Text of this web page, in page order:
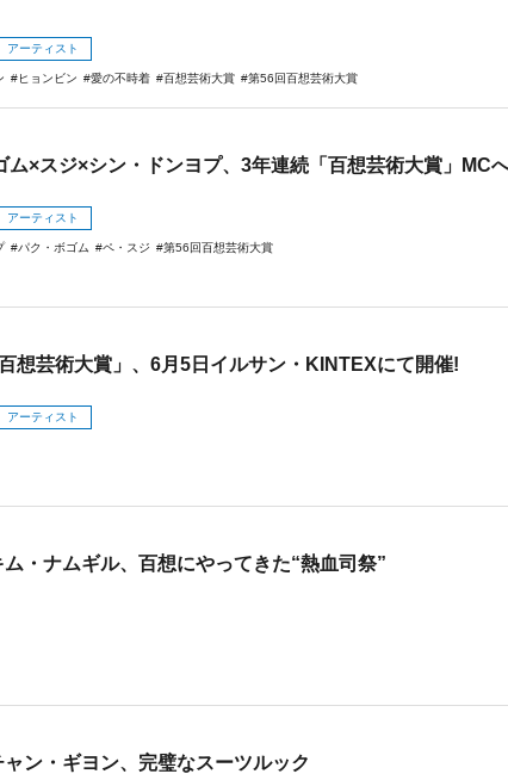
アーティスト
ヒョンビン 愛の不時着 百想芸術大賞 第56回百想芸術大賞
ム×スジ×シン・ドンヨプ、3年連続「百想芸術大賞」MC
アーティスト
パク・ボゴム ペ・スジ 第56回百想芸術大賞
百想芸術大賞」、6月5日イルサン・KINTEXにて開催!
アーティスト
・ナムギル、百想にやってきた“熱血司祭”
ン・ギヨン、完璧なスーツルック